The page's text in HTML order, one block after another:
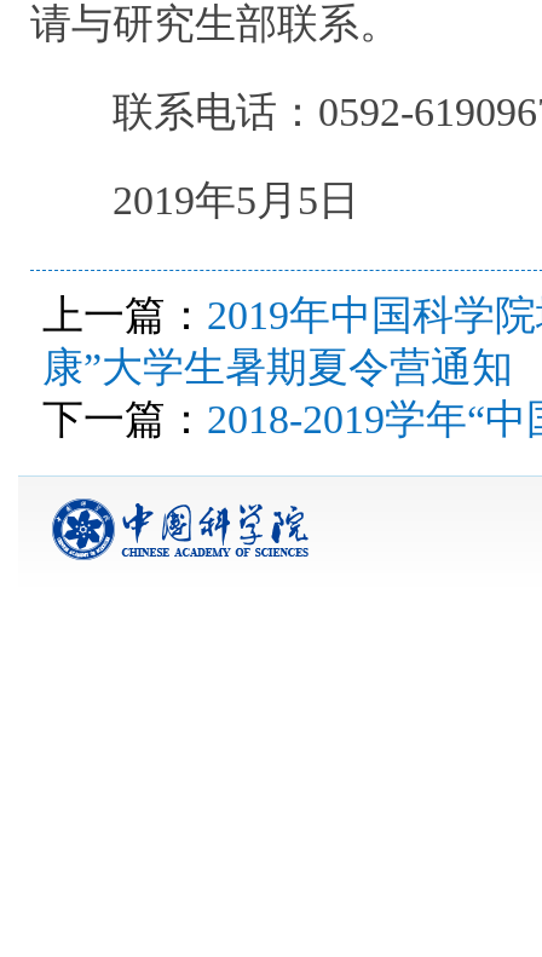
请与研究生部联系。
联系电话：0592-
2019年5月5日
上一篇： 2019年中国科学
康”大学生暑期夏令营通知
下一篇： 2018-2019学年“